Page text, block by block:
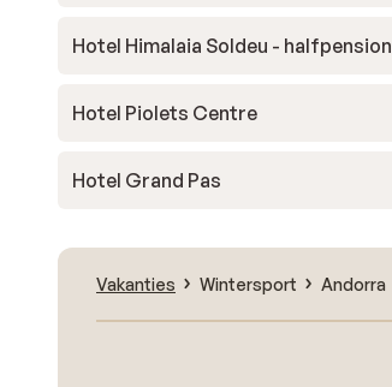
Hotel Himalaia Soldeu - halfpension
Hotel Piolets Centre
Hotel Grand Pas
Vakanties Wintersport Andorra